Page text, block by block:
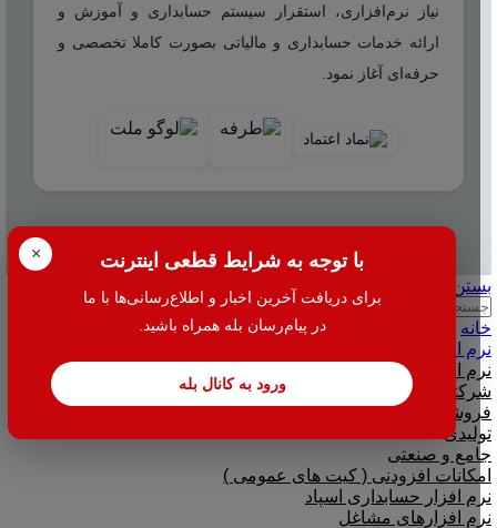
× با توجه به شرایط قطعی اینترنت
برای دریافت آخرین اخبار و اطلاع‌رسانی‌ها با ما
در پیام‌رسان بله همراه باشید.
ورود به کانال بله
نیاز نرم‌افزاری، استقرار سیستم حسابداری و آموزش و
ارائه خدمات حسابداری و مالیاتی بصورت کاملا تخصصی و
حرفه‌ای آغاز نمود.
بستن
جستجو
خانه
نرم افزار
نرم افزار حسابداری هلو
شرکتی
فروشگاهی
تولیدی
جامع و صنعتی
امکانات افزودنی ( کیت های عمومی )
نرم افزار حسابداری اسپاد
نرم افزارهای مشاغل